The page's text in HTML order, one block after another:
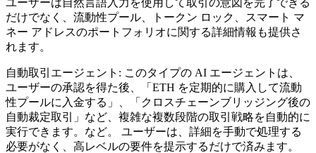
だけでなく、流動性プール、トークン ロック、スマート マ
ネー アドレスのポートフォリオに関する詳細情報も提供さ
れます。
自動取引エージェント: このタイプの AI エージェントは、
ユーザーの承認を得た後、「ETH を定期的に購入して流動
性プールに入金する」、「クロスチェーンブリッジング後の
自動裁定取引」など、複雑な複数段階の取引戦略を自動的に
実行できます。など。 ユーザーは、詳細を手動で処理する
必要がなく、高レベルの要件を提示するだけで済みます。